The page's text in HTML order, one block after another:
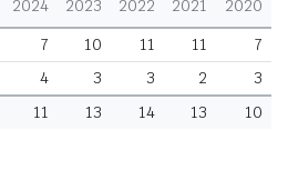
2024 2023 2022 2021
2020
7 10 11 11
7
4 3 3 2
3
11 13 14 13 10